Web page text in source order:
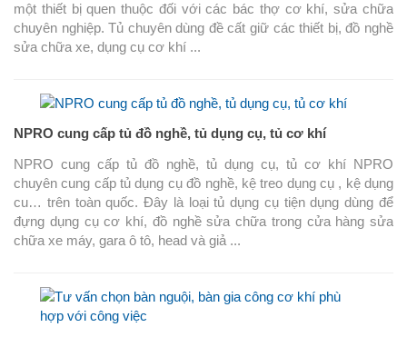
một thiết bị quen thuộc đối với các bác thợ cơ khí, sửa chữa
chuyên nghiệp. Tủ chuyên dùng đề cất giữ các thiết bị, đồ nghề
sửa chữa xe, dụng cụ cơ khí ...
NPRO cung cấp tủ đồ nghề, tủ dụng cụ, tủ cơ khí
NPRO cung cấp tủ đồ nghề, tủ dụng cụ, tủ cơ khí NPRO
chuyên cung cấp tủ dụng cụ đồ nghề, kệ treo dụng cụ , kệ dụng
cu… trên toàn quốc. Đây là loại tủ dụng cụ tiện dụng dùng để
đựng dụng cụ cơ khí, đồ nghề sửa chữa trong cửa hàng sửa
chữa xe máy, gara ô tô, head và giả ...